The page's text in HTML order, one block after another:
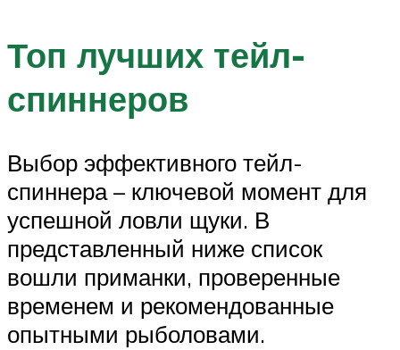
Топ лучших тейл-
спиннеров
Выбор эффективного тейл-
спиннера – ключевой момент для
успешной ловли щуки. В
представленный ниже список
вошли приманки, проверенные
временем и рекомендованные
опытными рыболовами.